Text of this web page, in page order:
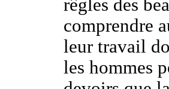
rêgles des
comprendre
leur travail
les hommes